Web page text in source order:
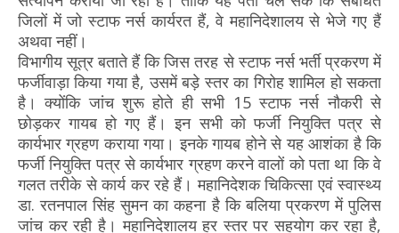
जिलों में जो स्टाफ नर्स कार्यरत हैं, वे महानिदेशालय से भेजे गए हैं
अथवा नहीं।
विभागीय सूत्र बताते हैं कि जिस तरह से स्टाफ नर्स भर्ती प्रकरण में
फर्जीवाड़ा किया गया है, उसमें बड़े स्तर का गिरोह शामिल हो सकता
है। क्योंकि जांच शुरू होते ही सभी 15 स्टाफ नर्स नौकरी से
छोड़कर गायब हो गए हैं। इन सभी को फर्जी नियुक्ति पत्र से
कार्यभार ग्रहण कराया गया। इनके गायब होने से यह आशंका है कि
फर्जी नियुक्ति पत्र से कार्यभार ग्रहण करने वालों को पता था कि वे
गलत तरीके से कार्य कर रहे हैं। महानिदेशक चिकित्सा एवं स्वास्थ्य
डा. रतनपाल सिंह सुमन का कहना है कि बलिया प्रकरण में पुलिस
जांच कर रही है। महानिदेशालय हर स्तर पर सहयोग कर रहा है,